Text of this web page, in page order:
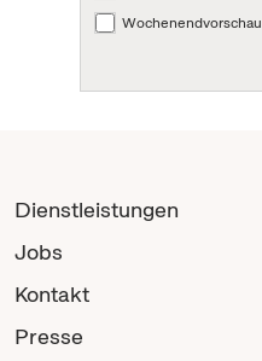
Wochenendvorschau
Dienstleistungen
Jobs
Kontakt
Presse